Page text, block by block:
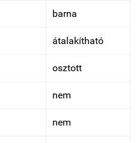
barna
átalakítható
osztott
nem
nem